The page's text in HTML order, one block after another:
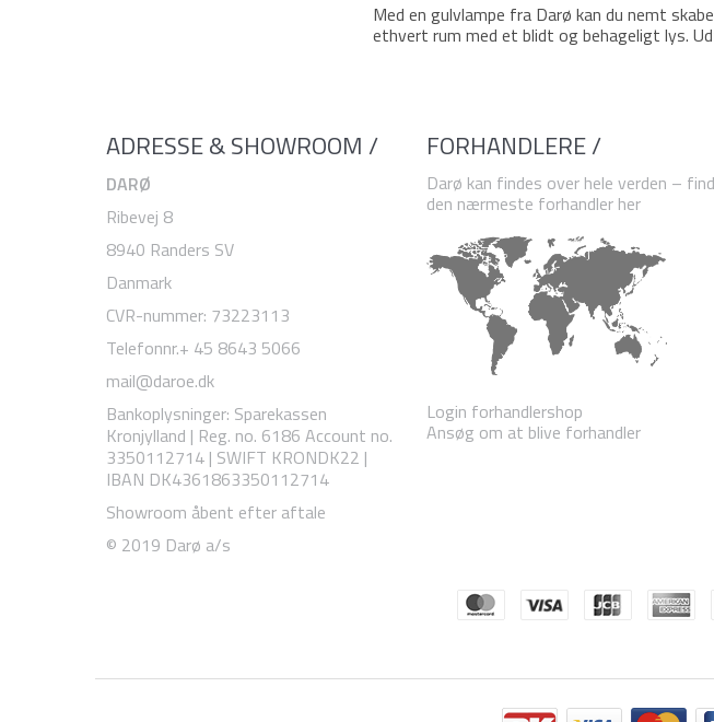
Med en gulvlampe fra Darø kan du nemt
ethvert rum med et blidt og behageligt lys.
ADRESSE & SHOWROOM /
DARØ
Ribevej 8
8940 Randers SV
Danmark
CVR-nummer: 73223113
Telefonnr.+ 45 8643 5066
mail@daroe.dk
Bankoplysninger: Sparekassen
Kronjylland | Reg. no. 6186 Account no.
3350112714 | SWIFT KRONDK22 |
IBAN DK4361863350112714
Showroom åbent efter aftale
© 2019 Darø a/s
FORHANDLERE /
Darø kan findes over hele verden – find
den nærmeste forhandler her
Login forhandlershop
Ansøg om at blive forhandler